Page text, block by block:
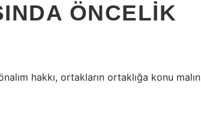
ÖNCELIK
hakkı, ortakların ortaklığa konu malın